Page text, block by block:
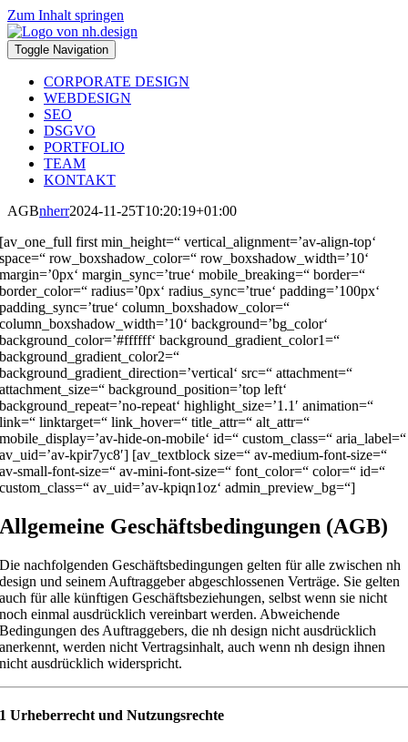
Zum Inhalt springen
Toggle Navigation
CORPORATE DESIGN
WEBDESIGN
SEO
DSGVO
PORTFOLIO
TEAM
KONTAKT
AGBnherr2024-11-25T10:20:19+01:00
[av_one_full first min_height=“ vertical_alignment=’av-align-top‘
space=“ row_boxshadow_color=“ row_boxshadow_width=’10‘
margin=’0px‘ margin_sync=’true‘ mobile_breaking=“ border=“
border_color=“ radius=’0px‘ radius_sync=’true‘ padding=’100px‘
padding_sync=’true‘ column_boxshadow_color=“
column_boxshadow_width=’10‘ background=’bg_color‘
background_color=’#ffffff‘ background_gradient_color1=“
background_gradient_color2=“
background_gradient_direction=’vertical‘ src=“ attachment=“
attachment_size=“ background_position=’top left‘
background_repeat=’no-repeat‘ highlight_size=’1.1′ animation=“
link=“ linktarget=“ link_hover=“ title_attr=“ alt_attr=“
mobile_display=’av-hide-on-mobile‘ id=“ custom_class=“ aria_label=“
av_uid=’av-kpir7yc8′] [av_textblock size=“ av-medium-font-size=“
av-small-font-size=“ av-mini-font-size=“ font_color=“ color=“ id=“
custom_class=“ av_uid=’av-kpiqn1oz‘ admin_preview_bg=“]
Allgemeine Geschäftsbedingungen (AGB)
Die nachfolgenden Geschäftsbedingungen gelten für alle zwischennh
design und seinem Auftraggeber abgeschlossenen Verträge. Sie gelten
auch für allekünftigen Geschäftsbeziehungen, selbst wenn sie nicht
noch einmal ausdrücklich vereinbart werden. Abweichende
Bedingungen des Auftraggebers, die nh design nicht ausdrücklich
anerkennt, werden nicht Vertragsinhalt, auch wenn nh design ihnen
nicht ausdrücklich widerspricht.
1 Urheberrecht und Nutzungsrechte